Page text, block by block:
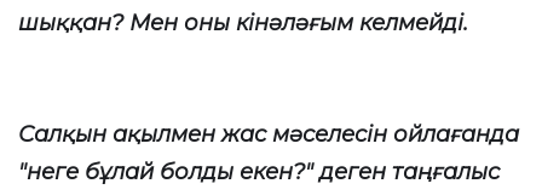
шыққан? Мен оны кінәләғым келмейді.
Салқын ақылмен жас мәселесін ойлағанда
"неге бұлай болды екен?" деген таңғалыс